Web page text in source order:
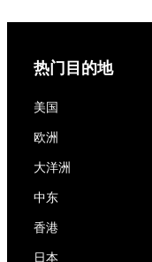
热门目的地
美国
欧洲
大洋洲
中东
香港
日本